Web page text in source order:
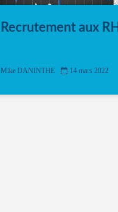
Recrutement aux RH
Mike DANINTHE 14 mars 2022